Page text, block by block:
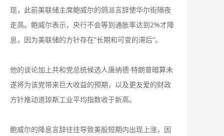
现，此前美联储主席鲍威尔的鸽派言辞使华尔街隔夜
走高。鲍威尔表示，央行不会等到通胀率达到2%才降
息，因为美联储的方针存在“长期和可变的滞后”。
他的谈论加上共和党总统候选人唐纳德·特朗普暗算未
遂将为该党带来巨大收益的预期，以及更友爱的财政
方针推动道琼斯工业平均指数收于新高。
鲍威尔的降息言辞往往导致美股短期内出现上涨，因